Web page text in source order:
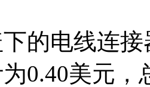
的电线连
0.40美元